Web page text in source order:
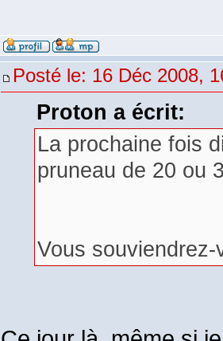
Posté le: 16 Déc 2008,
Proton a écrit:
La prochaine fois
pruneau de 20 ou
Vous